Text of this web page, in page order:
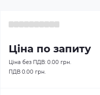
Ціна по запиту
Ціна без ПДВ: 0.00 грн.
ПДВ 0.00 грн.